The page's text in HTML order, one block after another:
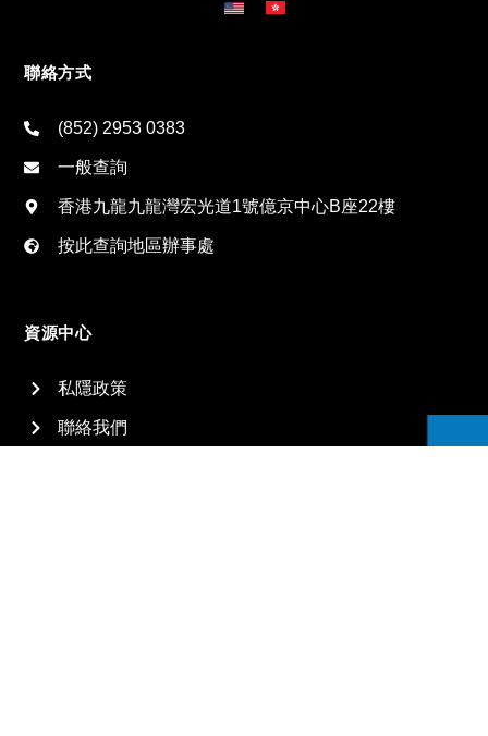
聯絡方式
(852) 2953 0383
一般查詢
香港九龍九龍灣宏光道1號億京中心B座22樓
按此查詢地區辦事處
資源中心
私隱政策
聯絡我們